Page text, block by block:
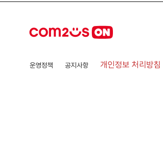
운영정책 공지사항 개인정보 처리방침